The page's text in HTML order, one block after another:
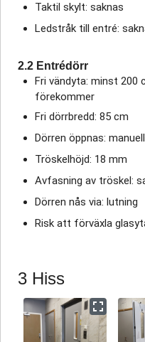
Taktil skylt: saknas
Ledstråk till entré:
2.2 Entrédörr
Fri vändyta: minst 200
förekommer
Fri dörrbredd: 85 cm
Dörren öppnas:
Tröskelhöjd: 18 mm
Avfasning av tröskel:
Dörren nås via: lutning
Risk att förväxla
3 Hiss